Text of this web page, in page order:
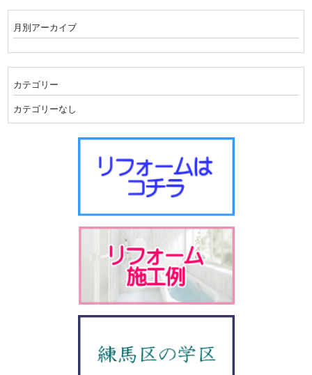
月別アーカイブ
カテゴリー
カテゴリーなし